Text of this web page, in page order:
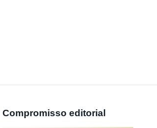
Compromisso editorial